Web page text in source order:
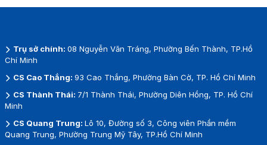
Trụ sở chính: 08 Nguyễn Văn Tráng, Phường Bến Thành, TP.Hồ
Chí Minh
CS Cao Thắng: 93 Cao Thắng, Phường Bàn Cờ, TP. Hồ Chí Minh
CS Thành Thái: 7/1 Thành Thái, Phường Diên Hồng, TP. Hồ Chí
Minh
CS Quang Trung: Lô 10, Đường số 3, Công viên Phần mềm
Quang Trung, Phường Trung Mỹ Tây, TP.Hồ Chí Minh